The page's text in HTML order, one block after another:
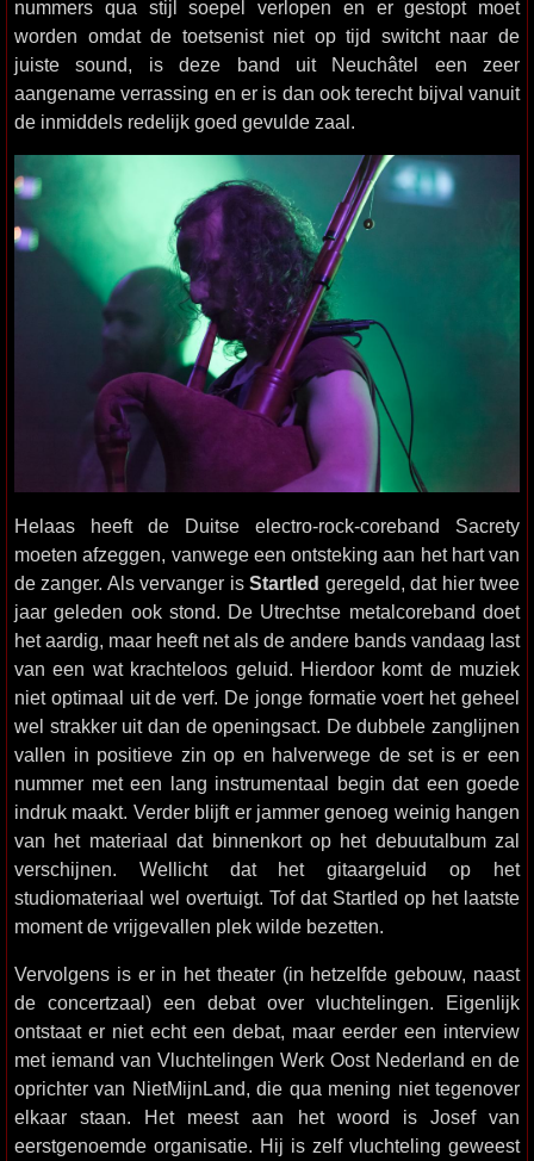
nummers qua stijl soepel verlopen en er gestopt moet
worden omdat de toetsenist niet op tijd switcht naar de
juiste sound, is deze band uit Neuchâtel een zeer
aangename verrassing en er is dan ook terecht bijval vanuit
de inmiddels redelijk goed gevulde zaal.
Helaas heeft de Duitse electro-rock-coreband Sacrety
moeten afzeggen, vanwege een ontsteking aan het hart van
de zanger. Als vervanger isStartled geregeld, dat hier twee
jaar geleden ook stond. De Utrechtse metalcoreband doet
het aardig, maar heeft net als de andere bands vandaag last
van een wat krachteloos geluid. Hierdoor komt de muziek
niet optimaal uit de verf. De jonge formatie voert het geheel
wel strakker uit dan de openingsact. De dubbele zanglijnen
vallen in positieve zin op en halverwege de set is er een
nummer met een lang instrumentaal begin dat een goede
indruk maakt. Verder blijft er jammer genoeg weinig hangen
van het materiaal dat binnenkort op het debuutalbum zal
verschijnen. Wellicht dat het gitaargeluid op het
studiomateriaal wel overtuigt. Tof dat Startled op het laatste
moment de vrijgevallen plek wilde bezetten.
Vervolgens is er in het theater (in hetzelfde gebouw, naast
de concertzaal) een debat over vluchtelingen. Eigenlijk
ontstaat er niet echt een debat, maar eerder een interview
met iemand van Vluchtelingen Werk Oost Nederland en de
oprichter van NietMijnLand, die qua mening niet tegenover
elkaar staan. Het meest aan het woord is Josef van
eerstgenoemde organisatie. Hij is zelf vluchteling geweest